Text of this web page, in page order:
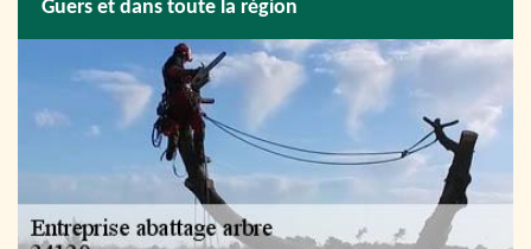
Guers et dans toute la région